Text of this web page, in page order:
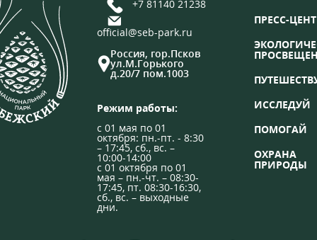
+7 81140 21238
official@seb-park.ru
Россия, гор.Псков
ул.М.Горького
д.20/7 пом.1003
Режим работы:
с 01 мая по 01
октября: пн.-пт. - 8:30
– 17:45, сб., вс. –
10:00-14:00
с 01 октября по 01
мая – пн.-чт. – 08:30-
17:45, пт. 08:30-16:30,
сб., вс. – выходные
дни.
ПРЕСС-
ИССЛЕДУЙ
ПОМОГАЙ
ОХРАНА
ПРИРОДЫ